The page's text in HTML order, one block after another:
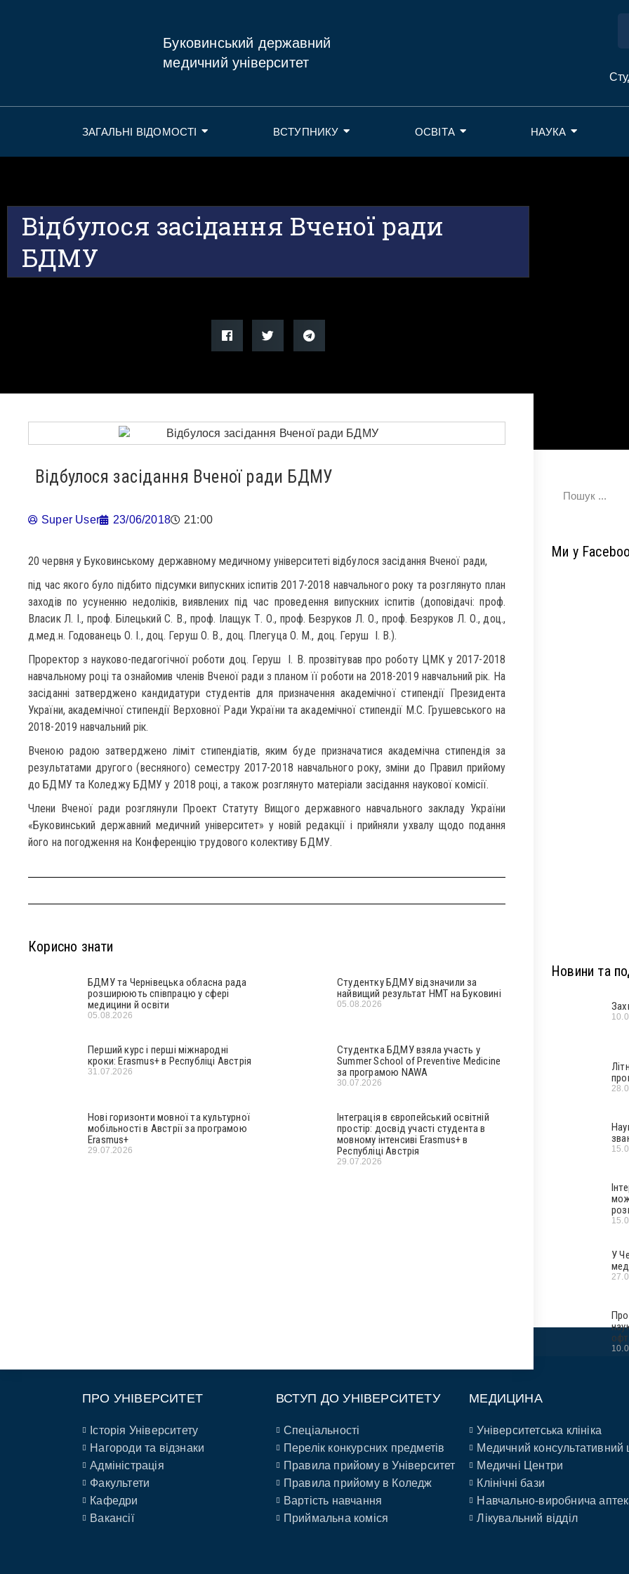
Буковинський державний
медичний університет
ЗАГАЛЬНІ ВІДОМОСТІ ВСТУПНИКУ ОСВІТА НАУКА
Відбулося засідання Вченої ради
БДМУ
Відбулося засідання Вченої ради БДМУ
Super User 23/06/2018 21:00
20 червня у Буковинському державному медичному університеті відбулося засідання Вченої ради,
під час якого було підбито підсумки випускних іспитів 2017-2018 навчального року та розглянуто план
заходів по усуненню недоліків, виявлених під час проведення випускних іспитів (доповідачі: проф.
Власик Л. І., проф. Білецький С. В., проф. Ілащук Т. О., проф. Безруков Л. О., проф. Безруков Л. О., доц.,
д.мед.н. Годованець О. І., доц. Геруш О. В., доц. Плегуца О. М., доц. Геруш І. В.).
Проректор з науково-педагогічної роботи доц. Геруш І. В. прозвітував про роботу ЦМК у 2017-2018
навчальному році та ознайомив членів Вченої ради з планом її роботи на 2018-2019 навчальний рік. На
засіданні затверджено кандидатури студентів для призначення академічної стипендії Президента
України, академічної стипендії Верховної Ради України та академічної стипендії М.С. Грушевського на
2018-2019 навчальний рік.
Вченою радою затверджено ліміт стипендіатів, яким буде призначатися академічна стипендія за
результатами другого (весняного) семестру 2017-2018 навчального року, зміни до Правил прийому
до БДМУ та Коледжу БДМУ у 2018 році, а також розглянуто матеріали засідання наукової комісії.
Члени Вченої ради розглянули Проект Статуту Вищого державного навчального закладу України
«Буковинський державний медичний університет» у новій редакції і прийняли ухвалу щодо подання
його на погодження на Конференцію трудового колективу БДМУ.
Корисно знати
БДМУ та Чернівецька обласна рада
розширюють співпрацю у сфері
медицини й освіти
05.08.2026
Студентку БДМУ відзначили за
найвищий результат НМТ на Буковині
05.08.2026
Перший курс і перші міжнародні
кроки: Erasmus+ в Республіці Австрія
31.07.2026
Студентка БДМУ взяла участь у
Summer School of Preventive Medicine
за програмою NAWA
30.07.2026
Нові горизонти мовної та культурної
мобільності в Австрії за програмою
Erasmus+
29.07.2026
Інтеграція в європейський освітній
простір: досвід участі студента в
мовному інтенсиві Erasmus+ в
Республіці Австрія
29.07.2026
Ми у
Новини та
У
ПРО УНІВЕРСИТЕТ
Історія Університету
Нагороди та відзнаки
Адміністрація
Факультети
Кафедри
Вакансії
ВСТУП ДО УНІВЕРСИТЕТУ
Спеціальності
Перелік конкурсних предметів
Правила прийому в Університет
Правила прийому в Коледж
Вартість навчання
Приймальна коміся
МЕДИЦИНА
Університетська клініка
Медичний консультативний
Медичні Центри
Клінічні бази
Навчально-виробнича
Лікувальний відділ